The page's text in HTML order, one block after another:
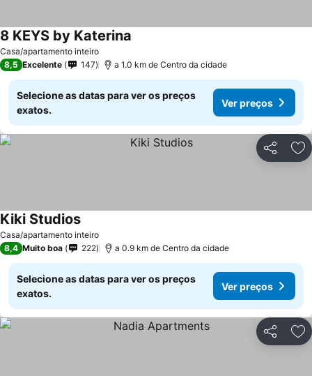
Casa/apartamento inteiro
8 KEYS by Katerina
8,5 Excelente 147 a 1.0 km de Centro da cidade
Selecione as datas para ver os preços
exatos.
Ver preços
Partilhar
Casa/apartamento inteiro
Kiki Studios
8,4 Muito boa 222 a 0.9 km de Centro da cidade
Selecione as datas para ver os preços
exatos.
Ver preços
Partilhar